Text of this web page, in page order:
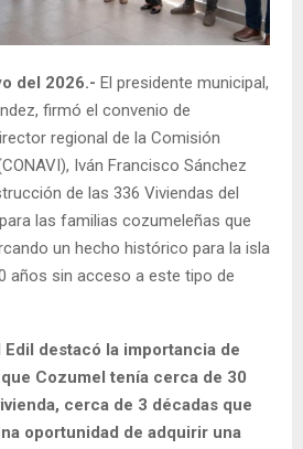
del 2026.- El presidente municipal,
firmó el convenio de
regional de la Comisión
Iván Francisco Sánchez
de las 336 Viviendas del
las familias cozumeleñas que
un hecho histórico para la isla
años sin acceso a este tipo de
destacó la importancia de
Cozumel tenía cerca de 30
cerca de 3 décadas que
oportunidad de adquirir una